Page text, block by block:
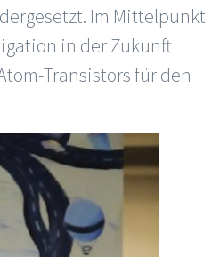
Im Mittelpunkt
in der Zukunft
Transistors für den